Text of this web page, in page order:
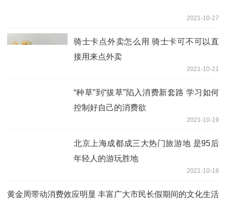
2021-10-27
骑士卡点外卖怎么用 骑士卡可不可以直
接用来点外卖
2021-10-21
“种草”到“拔草”陷入消费新套路 学习如何
控制好自己的消费欲
2021-10-19
北京上海成都成三大热门旅游地 是95后
年轻人的游玩胜地
2021-10-18
黄金周带动消费效应明显 丰富广大市民长假期间的文化生活